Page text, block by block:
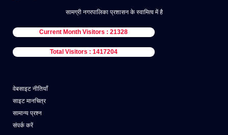
सामग्री नगरपालिका प्रशासन के स्वामित्व में है
Current Month Visitors : 21328
Total Visitors : 1417204
वेबसाइट नीतियाँ
साइट मानचित्र
सामान्य प्रश्न
संपर्क करें